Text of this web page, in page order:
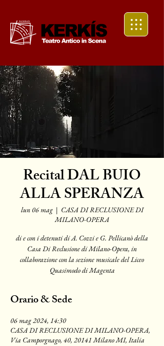
Recital DAL BUIO
ALLA SPERANZA
lun 06 mag
  |
CASA DI RECLUSIONE DI
MILANO-OPERA
di e con i detenuti di A. Cozzi e G. Pellicanò della
Casa Di Reclusione di Milano-Opera, in
collaborazione con la sezione musicale del Liceo
Quasimodo di Magenta
Orario & Sede
06 mag 2024, 14:30
CASA DI RECLUSIONE DI MILANO-OPERA,
Via Camporgnago, 40, 20141 Milano MI, Italia